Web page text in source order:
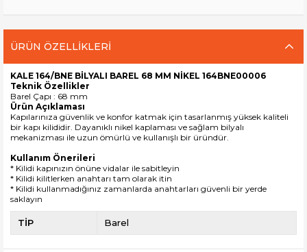
ÜRÜN ÖZELLIKLERI
KALE 164/BNE BİLYALI BAREL 68 MM NİKEL 164BNE00006
Teknik Özellikler
Barel Çapı : 68 mm
Ürün Açıklaması
Kapılarınıza güvenlik ve konfor katmak için tasarlanmış yüksek kaliteli
bir kapı kilididir. Dayanıklı nikel kaplaması ve sağlam bilyalı
mekanizması ile uzun ömürlü ve kullanışlı bir üründür.
Kullanım Önerileri
* Kilidi kapınızın önüne vidalar ile sabitleyin
* Kilidi kilitlerken anahtarı tam olarak itin
* Kilidi kullanmadığınız zamanlarda anahtarları güvenli bir yerde
saklayın
TİP Barel